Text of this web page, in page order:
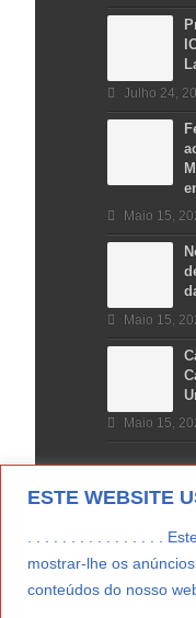
ESTE WEBSITE
. . . . . . . . . . . . . . . .
mostrar-lhe os
conteúdos do nosso
Julho 24,
Maio 15,
Maio 15,
Maio 15,